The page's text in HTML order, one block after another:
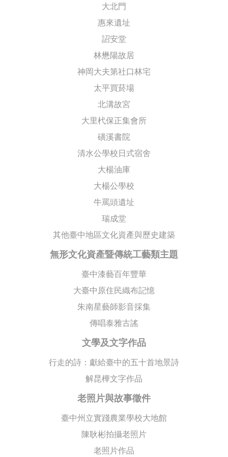
大北門
惠來遺址
詔安堂
林懋陽故居
神岡大夫第社口林宅
太平買菸場
北溝故宮
大里杙保正集會所
磺溪書院
清水公學校日式宿舍
大楊油庫
大楊公學校
牛罵頭遺址
瑞成堂
其他臺中地區文化資產與歷史建築
無形文化資產暨傳統工藝類主題
臺中漆藝百年豐華
大臺中原住民織布記憶
朱南星藝師影音採集
傳唱泰雅古謠
文學及文字作品
行走的詩：獻給臺中的五十首地景詩
解昆樺文字作品
老照片與故事徵件
臺中州立實踐農業學校大地館
陳耿彬拍攝老照片
老照片作品